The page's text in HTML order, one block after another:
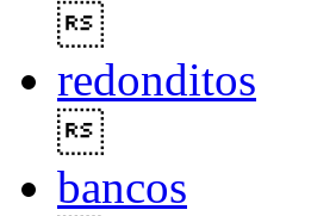
redonditos
bancos